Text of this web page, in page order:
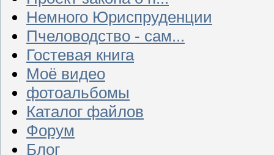
Немного Юриспруденции
Пчеловодство - сам...
Гостевая книга
Моё видео
фотоальбомы
Каталог файлов
Форум
Блог